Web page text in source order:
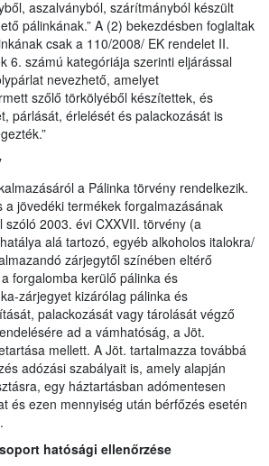
aszalványból, szárítmányból készült
pálinkának.” A (2) bekezdésben foglaltak
csak a 110/2008/ EK rendelet II.
6. számú kategóriája szerinti eljárással
nevezhető, amelyet
szőlő törkölyéből készítettek, és
párlását, érlelését és palackozását is
a Pálinka törvény rendelkezik.
a jövedéki termékek forgalmazásának
szóló 2003. évi CXXVII. törvény (a
alá tartozó, egyéb alkoholos italokra/
zárjegytől színében eltérő
forgalomba kerülő pálinka és
zárjegyet kizárólag pálinka és
palackozását vagy tárolását végző
ad a vámhatóság, a Jöt.
mellett. A Jöt. tartalmazza továbbá
adózási szabályait is, amely alapján
egy háztartásban adómentesen
és ezen mennyiség után bérfőzés esetén
hatósági ellenőrzése